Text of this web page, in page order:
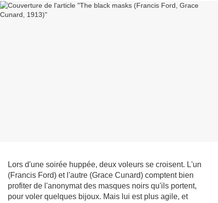
Lors d'une soirée huppée, deux voleurs se croisent. L'un
(Francis Ford) et l'autre (Grace Cunard) comptent bien
profiter de l'anonymat des masques noirs qu'ils portent,
pour voler quelques bijoux. Mais lui est plus agile, et